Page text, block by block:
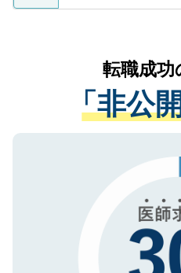
ているすべての個
は、個人情報の取
管理基準を満たし
る、プライバシー
で、機密保持に関
かがいして、現在
経験をまじえなが
させていただきま
ない方には、長期
ので、まずはご登
転職成功
「非公